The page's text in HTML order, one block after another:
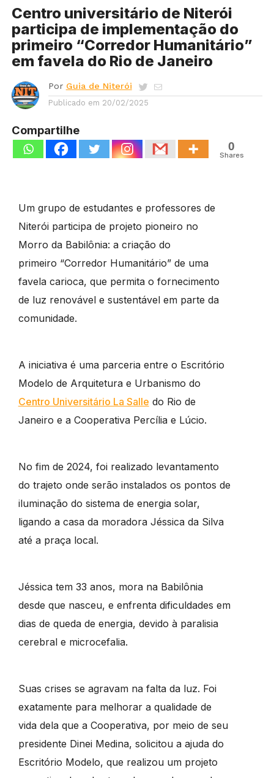
Centro universitário de Niterói
participa de implementação do
primeiro “Corredor Humanitário”
em favela do Rio de Janeiro
Por Guia de Niterói
Publicado em 20/02/2025
Compartilhe
0
Shares
Um grupo de estudantes e professores de
Niterói participa de projeto pioneiro no
Morro da Babilônia: a criação do
primeiro “Corredor Humanitário” de uma
favela carioca, que permita o fornecimento
de luz renovável e sustentável em parte da
comunidade.
A iniciativa é uma parceria entre o Escritório
Modelo de Arquitetura e Urbanismo do
Centro Universitário La Salle do Rio de
Janeiro e a Cooperativa Percília e Lúcio.
No fim de 2024, foi realizado levantamento
do trajeto onde serão instalados os pontos de
iluminação do sistema de energia solar,
ligando a casa da moradora Jéssica da Silva
até a praça local.
Jéssica tem 33 anos, mora na Babilônia
desde que nasceu, e enfrenta dificuldades em
dias de queda de energia, devido à paralisia
cerebral e microcefalia.
Suas crises se agravam na falta da luz. Foi
exatamente para melhorar a qualidade de
vida dela que a Cooperativa, por meio de seu
presidente Dinei Medina, solicitou a ajuda do
Escritório Modelo, que realizou um projeto